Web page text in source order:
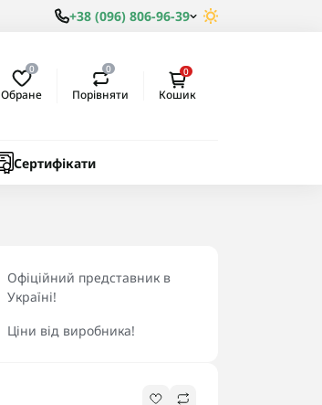
+38 (096) 806-96-39
0
Обране
0
Порівняти
0
Кошик
Сертифікати
Офіційний представник в
Україні!
Ціни від виробника!